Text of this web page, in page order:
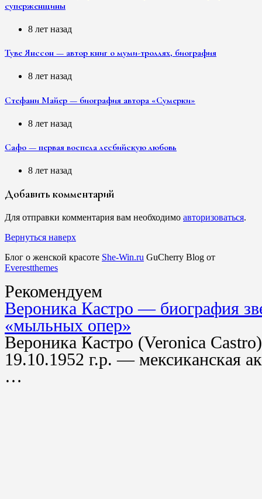
суперженщины
8 лет назад
Туве Янссон — автор книг о муми-троллях, биография
8 лет назад
Стефани Майер — биография автора «Сумерки»
8 лет назад
Сафо — первая воспела лесбийскую любовь
8 лет назад
Добавить комментарий
Для отправки комментария вам необходимо авторизоваться.
Вернуться наверх
Блог о женской красоте She-Win.ru GuCherry Blog от
Everestthemes
Рекомендуем
Вероника Кастро — биография
«мыльных опер»
Вероника Кастро (Veronica
19.10.1952 г.р. — мексиканская
…